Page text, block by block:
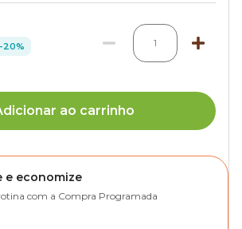
-20% 1
ao carrinho
e economize
com a Compra Programada